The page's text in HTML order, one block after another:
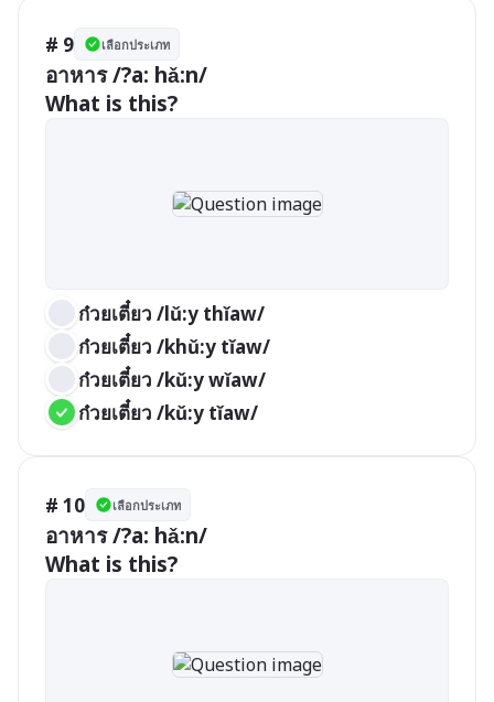
# 9 เลือกประเภท
อาหาร /?a: hǎ:n/
What is this?
ก๋วยเตี๋ยว /lǔ:y thǐaw/
ก๋วยเตี๋ยว /khǔ:y tǐaw/
ก๋วยเตี๋ยว /kǔ:y wǐaw/
ก๋วยเตี๋ยว /kǔ:y tǐaw/
# 10 เลือกประเภท
อาหาร /?a: hǎ:n/
What is this?